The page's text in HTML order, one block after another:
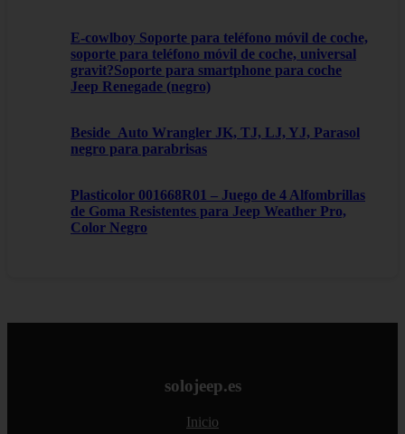
E-cowlboy Soporte para teléfono móvil de coche,
soporte para teléfono móvil de coche, universal
gravit?Soporte para smartphone para coche
Jeep Renegade (negro)
Beside_Auto Wrangler JK, TJ, LJ, YJ, Parasol
negro para parabrisas
Plasticolor 001668R01 – Juego de 4 Alfombrillas
de Goma Resistentes para Jeep Weather Pro,
Color Negro
solojeep.es
Inicio